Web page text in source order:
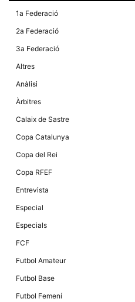
1a Federació
2a Federació
3a Federació
Altres
Anàlisi
Àrbitres
Calaix de Sastre
Copa Catalunya
Copa del Rei
Copa RFEF
Entrevista
Especial
Especials
FCF
Futbol Amateur
Futbol Base
Futbol Femení